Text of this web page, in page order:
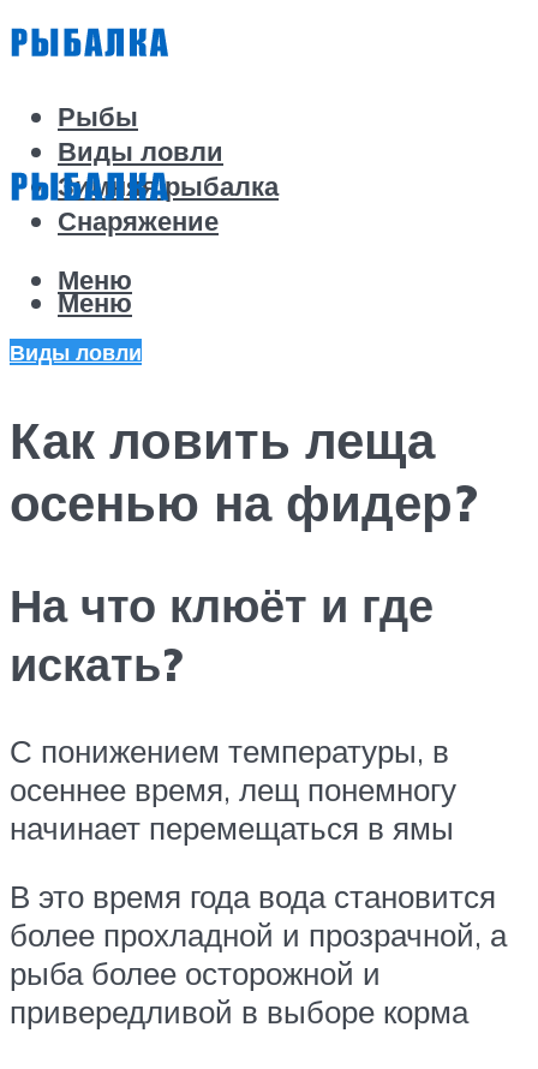
Рыбы
Виды ловли
Зимняя рыбалка
Снаряжение
Меню
Меню
Виды ловли
Как ловить леща
осенью на фидер?
На что клюёт и где
искать?
С понижением температуры, в
осеннее время, лещ понемногу
начинает перемещаться в ямы
В это время года вода становится
более прохладной и прозрачной, а
рыба более осторожной и
привередливой в выборе корма